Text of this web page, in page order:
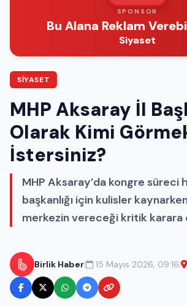
SPONSOR
Bu Alana Reklam
Siyaset
SIYASET
MHP Aksaray İl
Olarak Kimi
İstersiniz?
MHP Aksaray’da kongre süreci
başkanlığı için kulisler
merkezin vereceği kritik karara
Birlik Haber| 15 Mayıs 2026, 09:16|